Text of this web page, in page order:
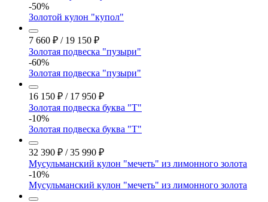
-50%
Золотой кулон "купол"
7 660 ₽ / 19 150 ₽
Золотая подвеска "пузыри"
-60%
Золотая подвеска "пузыри"
16 150 ₽ / 17 950 ₽
Золотая подвеска буква "Т"
-10%
Золотая подвеска буква "Т"
32 390 ₽ / 35 990 ₽
Мусульманский кулон "мечеть" из лимонного золота
-10%
Мусульманский кулон "мечеть" из лимонного золота